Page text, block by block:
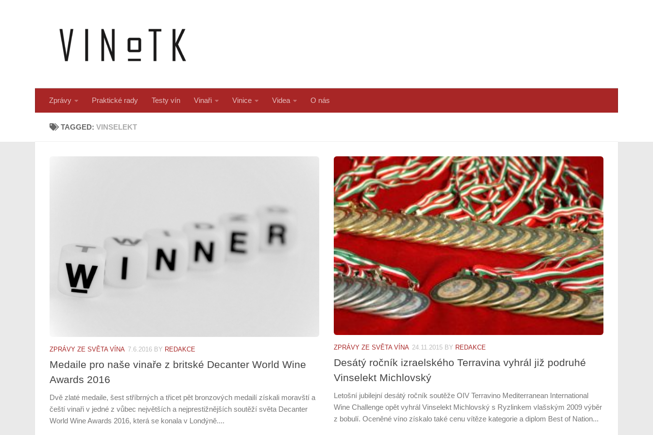
Zprávy Praktické rady Testy vín Vinaři Vinice Videa O nás
TAGGED:VINSELEKT
ZPRÁVY ZE SVĚTA VÍNA 7.6.2016 BY REDAKCE
Medaile pro naše vinaře z britské Decanter World Wine
Awards 2016
Dvě zlaté medaile, šest stříbrných a třicet pět bronzových medailí získali moravští a
čeští vinaři v jedné z vůbec největších a nejprestižnějších soutěží světa Decanter
World Wine Awards 2016, která se konala v Londýně....
ZPRÁVY ZE SVĚTA VÍNA 24.11.2015 BY REDAKCE
Desátý ročník izraelského Terravina vyhrál již podruhé
Vinselekt Michlovský
Letošní jubilejní desátý ročník soutěže OIV Terravino Mediterranean International
Wine Challenge opět vyhrál Vinselekt Michlovský s Ryzlinkem vlašským 2009 výběr
z bobulí. Oceněné víno získalo také cenu vítěze kategorie a diplom Best of Nation...